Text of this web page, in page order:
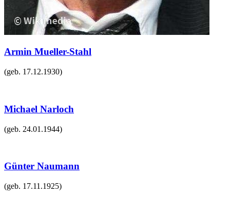
Armin Mueller-Stahl
(geb. 17.12.1930)
Michael Narloch
(geb. 24.01.1944)
Günter Naumann
(geb. 17.11.1925)